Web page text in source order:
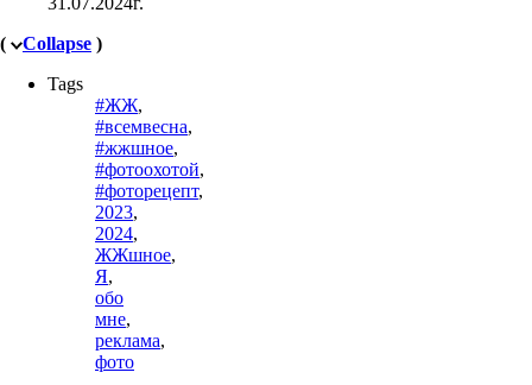
(
Collapse )
Tags
#ЖЖ,
#всемвесна,
#жжшное,
#фотоохотой,
#фоторецепт,
2023,
2024,
ЖЖшное,
Я,
обо
мне,
реклама,
фото